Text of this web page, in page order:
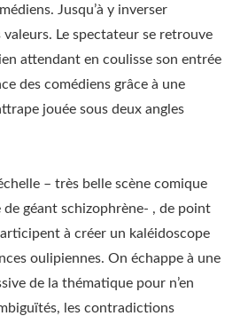
Jusqu’à y inverser
valeurs. Le spectateur se retrouve
attendant en coulisse son entrée
des comédiens grâce à une
jouée sous deux angles
– très belle scène comique
de géant schizophrène- , de point
à créer un kaléidoscope
oulipiennes. On échappe à une
de la thématique pour n’en
les contradictions